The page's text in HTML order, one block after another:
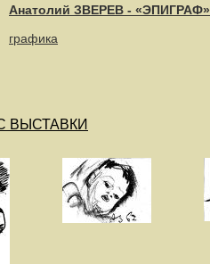
Анатолий ЗВЕРЕВ - «ЭПИГРАФ»
графика
ВЫСТАВКИ